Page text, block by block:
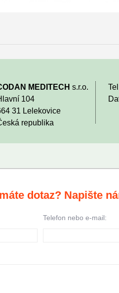
MEDITECH s.r.o.
104
31 Lelekovice
republika
dotaz? Napište
Telefon nebo e-mail: